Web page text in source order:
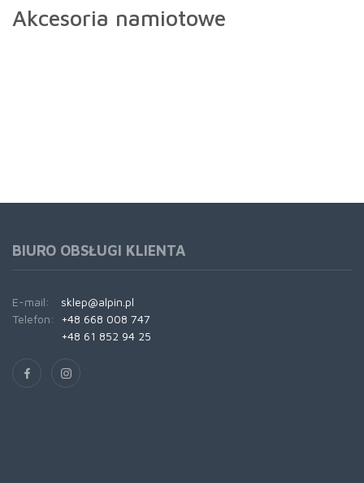
Akcesoria namiotowe
BIURO OBSŁUGI KLIENTA
E-mail:
sklep@alpin.pl
Telefon:
+48 668 008 747
+48 61 852 94 25